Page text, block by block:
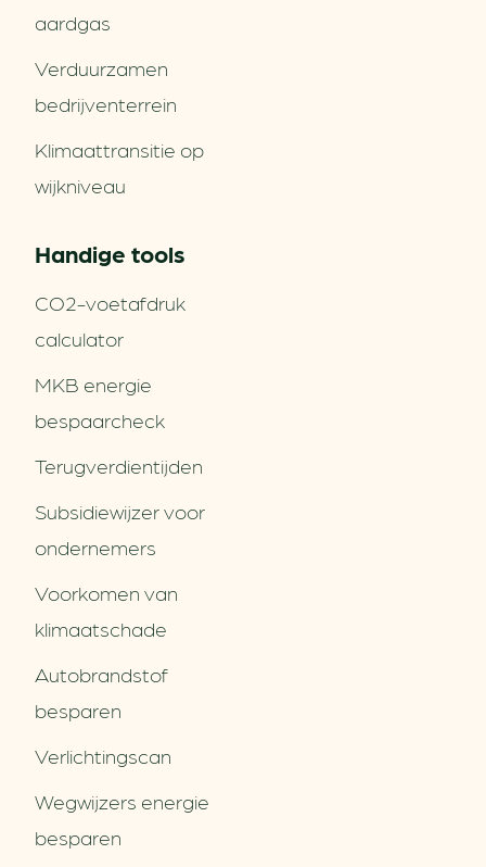
aardgas
Verduurzamen
bedrijventerrein
Klimaattransitie op
wijkniveau
Handige tools
CO2-voetafdruk
calculator
MKB energie
bespaarcheck
Terugverdien­tijden
Subsidiewijzer voor
ondernemers
Voorkomen van
klimaatschade
Autobrandstof
besparen
Verlichtingscan
Wegwijzers energie
besparen